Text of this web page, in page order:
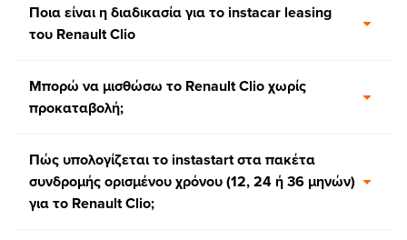
Ποια είναι η διαδικασία για το instacar leasing
του Renault Clio
Μπορώ να μισθώσω το Renault Clio χωρίς
προκαταβολή;
Πώς υπολογίζεται το instastart στα πακέτα
συνδρομής ορισμένου χρόνου (12, 24 ή 36 μηνών)
για το Renault Clio;